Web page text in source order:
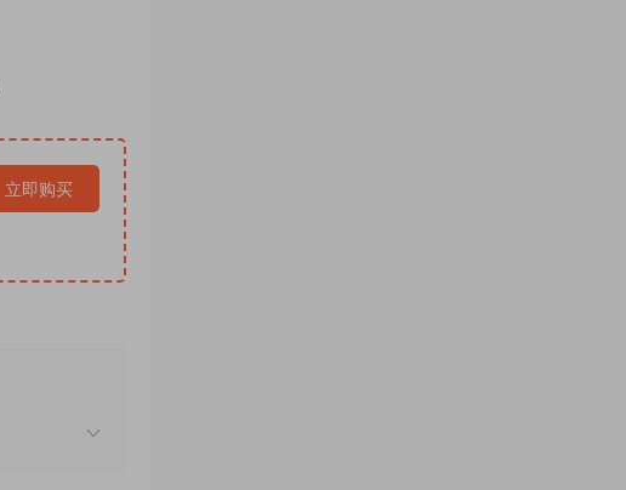
立即购买